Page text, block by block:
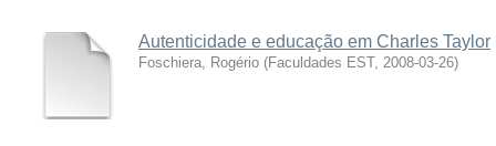
Autenticidade e educação em Charles Taylor
Foschiera, Rogério (Faculdades EST, 2008-03-26)